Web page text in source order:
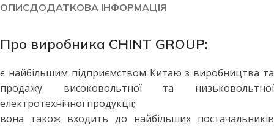
ОПИСДОДАТКОВА ІНФОРМАЦІЯ
Про виробника CHINT GROUP:
є найбільшим підприємством Китаю з виробництва та
продажу високовольтної та низьковольтної
електротехнічної продукції;
вона також входить до найбільших постачальників